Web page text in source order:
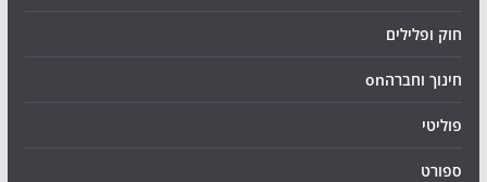
חוק ופלילים
חינוך וחברהon
פוליטי
ספורט